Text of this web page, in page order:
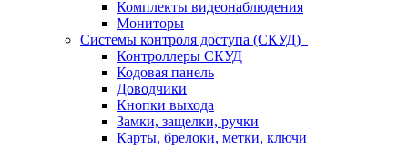
Комплекты видеонаблюдения
Мониторы
Системы контроля доступа (СКУД)
Контроллеры СКУД
Кодовая панель
Доводчики
Кнопки выхода
Замки, защелки, ручки
Карты, брелоки, метки, ключи